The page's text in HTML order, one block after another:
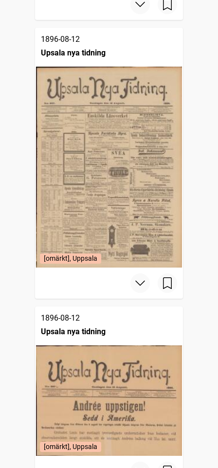
1896-08-12
Upsala nya tidning
[omärkt], Uppsala
1896-08-12
Upsala nya tidning
[omärkt], Uppsala